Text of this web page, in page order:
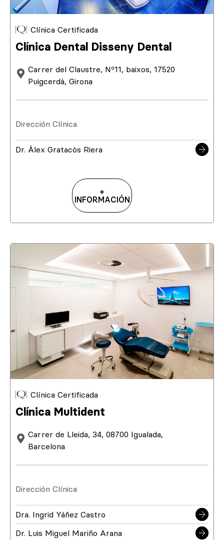
Clínica Certificada
Clínica Dental Disseny Dental
Carrer del Claustre, Nº11, baixos, 17520
Puigcerdà, Girona
Dirección Clínica
Dr. Àlex Gratacòs Riera
+
INFORMACIÓN
Clínica Certificada
Clínica Multident
Carrer de Lleida, 34, 08700 Igualada,
Barcelona
Dirección Clínica
Dra. Ingrid Yáñez Castro
Dr. Luis Miguel Mariño Arana